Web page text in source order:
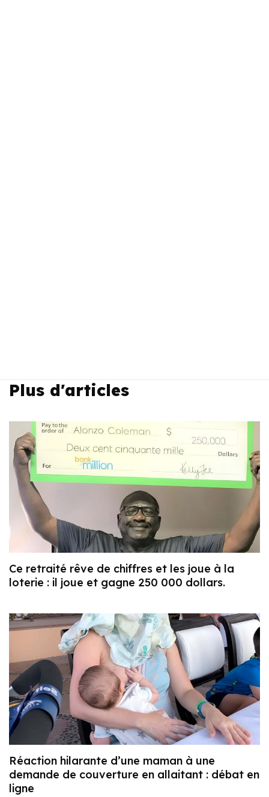
Plus d'articles
Ce retraité rêve de chiffres et les joue à la
loterie : il joue et gagne 250 000 dollars.
Réaction hilarante d’une maman à une
demande de couverture en allaitant : débat en
ligne